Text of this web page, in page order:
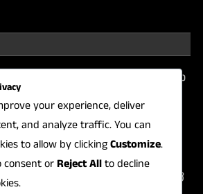
ಚೇತನ್ ಅಹಿಂಸಾಗೆ ಮಂಗಳೂರಿನಲ್ಲಿ ಆತ್ಮೀಯ
ಸ್ವಾಗತ
August 8, 2026
KARAVALI KARAVALI DAILY NEWS
ಮುದರಂಗಡಿಯಲ್ಲಿ ಮಾಜಿ ಗ್ರಾ.ಪಂ ಅಧ್ಯಕ್ಷನ
ಹತ್ಯೆಯ ಆರೋಪಿ ಬಂಧನ, ಪೊಲೀಸರ ಮೇಲೆ
your experience, deliver
and analyze traffic. You can
to allow by clickingCustomize.
consent orReject Allto decline